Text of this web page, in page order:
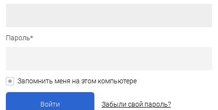
Пароль*
Запомнить меня на этом компьютере
Забыли свой пароль?